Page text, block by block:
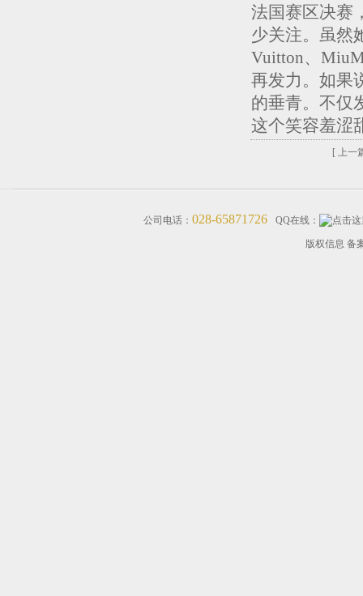
法国赛区决赛
少关注。虽然
Vuitton、
再发力。如果
的垂青。不仅
这个笑容羞涩
[ 上一
公司电话： 028-65871726 QQ在线：
版权信息 备